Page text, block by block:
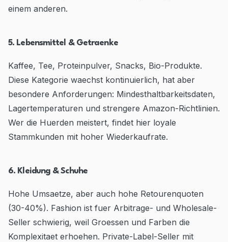
einem anderen.
5. Lebensmittel & Getraenke
Kaffee, Tee, Proteinpulver, Snacks, Bio-Produkte.
Diese Kategorie waechst kontinuierlich, hat aber
besondere Anforderungen: Mindesthaltbarkeitsdaten,
Lagertemperaturen und strengere Amazon-Richtlinien.
Wer die Huerden meistert, findet hier loyale
Stammkunden mit hoher Wiederkaufrate.
6. Kleidung & Schuhe
Hohe Umsaetze, aber auch hohe Retourenquoten
(30-40%). Fashion ist fuer Arbitrage- und Wholesale-
Seller schwierig, weil Groessen und Farben die
Komplexitaet erhoehen. Private-Label-Seller mit